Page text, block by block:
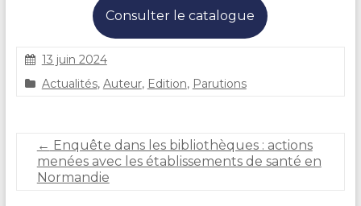
Consulter le catalogue
C
l
13 juin 2024
Actualités, Auteur, Edition, Parutions
← Enquête dans les bibliothèques : actions
menées avec les établissements de santé en
Normandie